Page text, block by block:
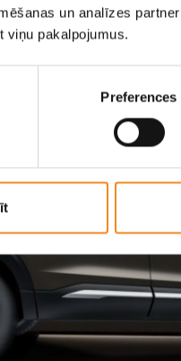
un analīzes
viņu pakalpojumus.
Preferences